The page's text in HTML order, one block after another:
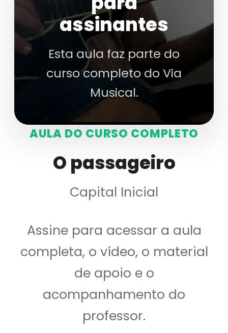
assinantes
Esta aula faz parte do
curso completo do Via
Musical.
AULA DO CURSO COMPLETO
O passageiro
Capital Inicial
Assine para acessar a aula
completa, o vídeo, o material
de apoio e o
acompanhamento do
professor.